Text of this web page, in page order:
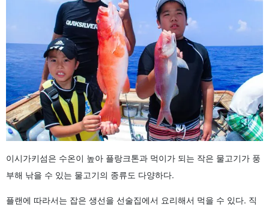
이시가키섬은 수온이 높아 플랑크톤과 먹이가 되는 작은 물고기가 풍
부해 낚을 수 있는 물고기의 종류도 다양하다.
플랜에 따라서는 잡은 생선을 선술집에서 요리해서 먹을 수 있다. 직